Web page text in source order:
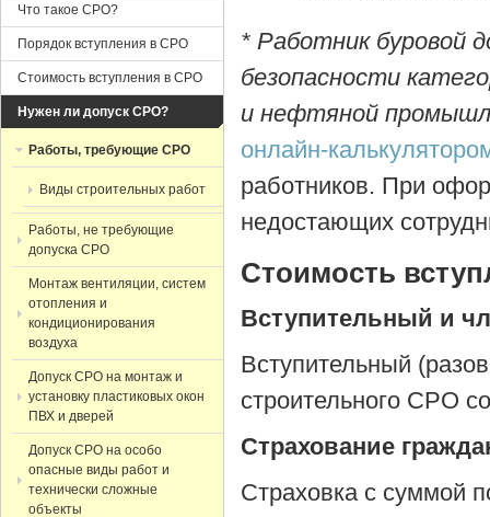
* Работник буровой
безопасности
и нефтяной
онлайн-
работников. При
недостающих
Стоимость
Вступительный и
Вступительный
строительного СРО
Страхование
Страховка с суммой
Что такое СРО?
Порядок вступления в СРО
Стоимость вступления в СРО
Нужен ли допуск СРО?
Работы, требующие СРО
Виды строительных работ
Работы, не требующие
допуска СРО
Монтаж вентиляции, систем
отопления и
кондиционирования
воздуха
Допуск СРО на монтаж и
установку пластиковых окон
ПВХ и дверей
Допуск СРО на особо
опасные виды работ и
технически сложные
объекты